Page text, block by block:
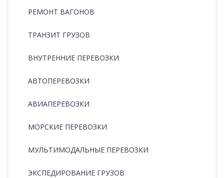
РЕМОНТ ВАГОНОВ
ТРАНЗИТ ГРУЗОВ
ВНУТРЕННИЕ ПЕРЕВОЗКИ
АВТОПЕРЕВОЗКИ
АВИАПЕРЕВОЗКИ
МОРСКИЕ ПЕРЕВОЗКИ
МУЛЬТИМОДАЛЬНЫЕ ПЕРЕВОЗКИ
ЭКСПЕДИРОВАНИЕ ГРУЗОВ